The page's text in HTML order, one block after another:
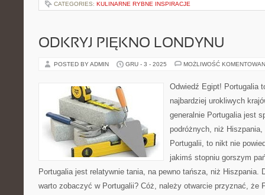
CATEGORIES: KULINARNE RYBNE INSPIRACJE
ODKRYJ PIĘKNO LONDYNU
POSTED BY ADMIN GRU - 3 - 2025 MOŻLIWOŚĆ
Odwiedź Egipt! Portugalia
najbardziej urokliwych
generalnie Portugalia jest
podróżnych, niż
Portugalii, to nikt nie
jakimś stopniu gorszym
Portugalia jest relatywnie tania, na pewno tańsza, niż Hiszpania.
warto zobaczyć w Portugalii? Cóż, należy otwarcie przyznać, że